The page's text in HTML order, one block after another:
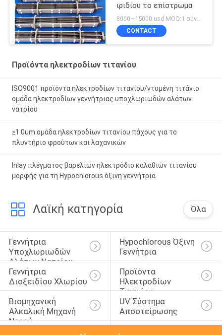
ιριδίου το επίστρωμα
8000~15000 usd MOQ:1 σύνολο
CONTACT
Προϊόντα ηλεκτροδίων τιτανίου
ISO9001 προϊόντα ηλεκτροδίων τιτανίου/ντυμένη τιτάνιο
ομάδα ηλεκτροδίων γεννήτριας υποχλωριωδών αλάτων
νατρίου
≥1.0um ομάδα ηλεκτροδίων τιτανίου πάχους για το
πλυντήριο φρούτων και λαχανικών
Inlay πλέγματος βαρελιών ηλεκτρόδιο καλαθιών τιτανίου
μορφής για τη Hypochlorous όξινη γεννήτρια
Λαϊκή κατηγορία Όλα
Γεννήτρια
Υποχλωριωδών
Αλάτων Νατρίου
Hypochlorous Όξινη
Γεννήτρια
Γεννήτρια
Διοξειδίου Χλωρίου
Προϊόντα
Ηλεκτροδίων
Τιτανίου
Βιομηχανική
Αλκαλική Μηχανή
Νερού
UV Σύστημα
Αποστείρωσης